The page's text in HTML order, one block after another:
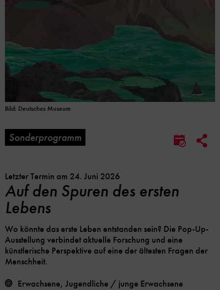
Bild: Deutsches Museum
Sonderprogramm
Letzter Termin am 24. Juni 2026
Auf den Spuren des ersten
Lebens
Wo könnte das erste Leben entstanden sein? Die Pop-Up-
Ausstellung verbindet aktuelle Forschung und eine
künstlerische Perspektive auf eine der ältesten Fragen der
Menschheit.
Erwachsene, Jugendliche / junge Erwachsene